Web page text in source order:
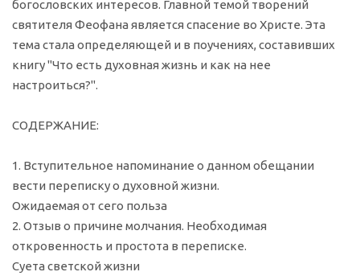
богословских интересов. Главной темой творений
святителя Феофана является спасение во Христе. Эта
тема стала определяющей и в поучениях, составивших
книгу "Что есть духовная жизнь и как на нее
настроиться?".
СОДЕРЖАНИЕ:
1. Вступительное напоминание о данном обещании
вести переписку о духовной жизни.
Ожидаемая от сего польза
2. Отзыв о причине молчания. Необходимая
откровенность и простота в переписке.
Суета светской жизни